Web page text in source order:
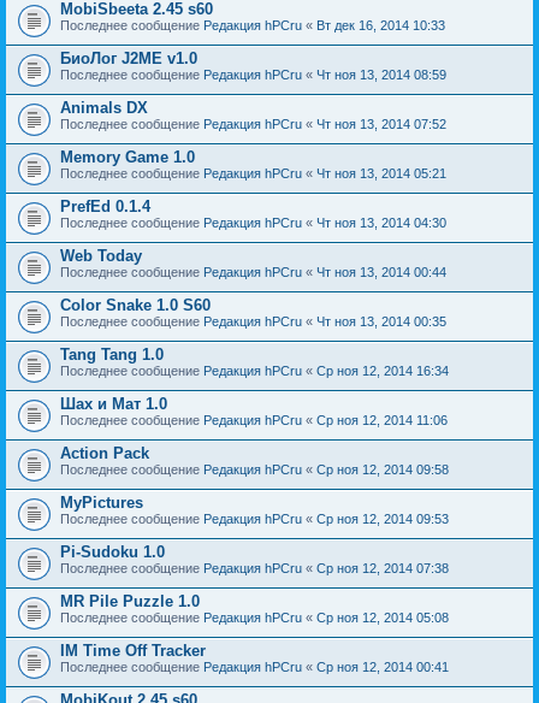
MobiSbeeta 2.45 s60
Последнее сообщение Редакция hPCru « Вт дек 16, 2014 10:33
БиоЛог J2ME v1.0
Последнее сообщение Редакция hPCru « Чт ноя 13, 2014 08:59
Animals DX
Последнее сообщение Редакция hPCru « Чт ноя 13, 2014 07:52
Memory Game 1.0
Последнее сообщение Редакция hPCru « Чт ноя 13, 2014 05:21
PrefEd 0.1.4
Последнее сообщение Редакция hPCru « Чт ноя 13, 2014 04:30
Web Today
Последнее сообщение Редакция hPCru « Чт ноя 13, 2014 00:44
Color Snake 1.0 S60
Последнее сообщение Редакция hPCru « Чт ноя 13, 2014 00:35
Tang Tang 1.0
Последнее сообщение Редакция hPCru « Ср ноя 12, 2014 16:34
Шах и Мат 1.0
Последнее сообщение Редакция hPCru « Ср ноя 12, 2014 11:06
Action Pack
Последнее сообщение Редакция hPCru « Ср ноя 12, 2014 09:58
MyPictures
Последнее сообщение Редакция hPCru « Ср ноя 12, 2014 09:53
Pi-Sudoku 1.0
Последнее сообщение Редакция hPCru « Ср ноя 12, 2014 07:38
MR Pile Puzzle 1.0
Последнее сообщение Редакция hPCru « Ср ноя 12, 2014 05:08
IM Time Off Tracker
Последнее сообщение Редакция hPCru « Ср ноя 12, 2014 00:41